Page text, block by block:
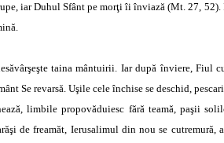
iar Duhul Sfânt pe morţi îi înviază (Mt. 27, 52).
taina mântuirii. Iar după înviere, Fiul
Se revarsă. Uşile cele închise se deschid,
limbile propovăduiesc fără teamă, paşii
de freamăt, Ierusalimul din nou se cutremură,